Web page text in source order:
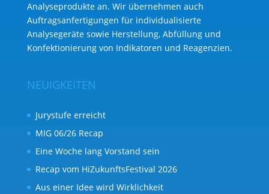
Analyse­produkte an. Wir übernehmen auch
Auftragsanfertigungen für individualisierte
Analysegeräte sowie Herstellung, Abfüllung und
Konfektionierung von Indikatoren und Reagenzien.
NEUIGKEITEN
Jurystufe erreicht
MIG 06/26 Recap
Eine Woche lang Vorstand sein
Recap vom HiZukunftsFestival 2026
Aus einer Idee wird Wirklichkeit